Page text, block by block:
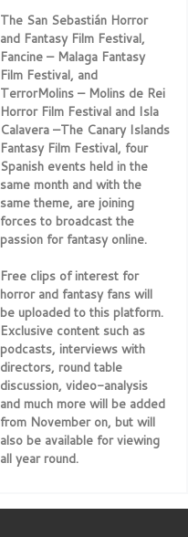
The San Sebastián Horror
and Fantasy Film Festival,
Fancine – Malaga Fantasy
Film Festival, and
TerrorMolins – Molins de Rei
Horror Film Festival and Isla
Calavera –The Canary Islands
Fantasy Film Festival, four
Spanish events held in the
same month and with the
same theme, are joining
forces to broadcast the
passion for fantasy online.
Free clips of interest for
horror and fantasy fans will
be uploaded to this platform.
Exclusive content such as
podcasts, interviews with
directors, round table
discussion, video-analysis
and much more will be added
from November on, but will
also be available for viewing
all year round.